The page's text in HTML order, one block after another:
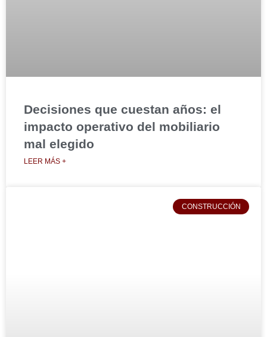
Decisiones que cuestan años: el
impacto operativo del mobiliario
mal elegido
LEER MÁS +
CONSTRUCCIÓN